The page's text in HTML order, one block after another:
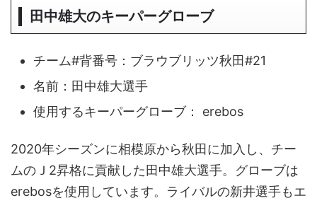
田中雄大のキーパーグローブ
チーム#背番号：ブラウブリッツ秋田#21
名前：田中雄大選手
使用するキーパーグローブ： erebos
2020年シーズンに相模原から秋田に加入し、チー
ムのＪ2昇格に貢献した田中雄大選手。グローブは
erebosを使用しています。ライバルの新井選手もエ